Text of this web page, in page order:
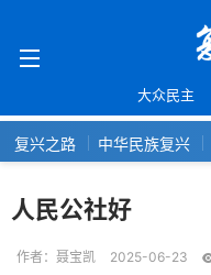
大众民主
复兴之路 中华民族复兴
人民公社好
作者： 聂宝凯 2025-06-23